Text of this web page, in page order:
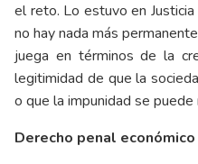
el reto. Lo estuvo en
no hay nada más
juega en términos de la
legitimidad de que la
o que la impunidad se
Derecho penal económico